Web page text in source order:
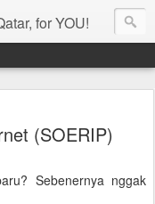
for YOU!
(SOERIP)
Sebenernya nggak